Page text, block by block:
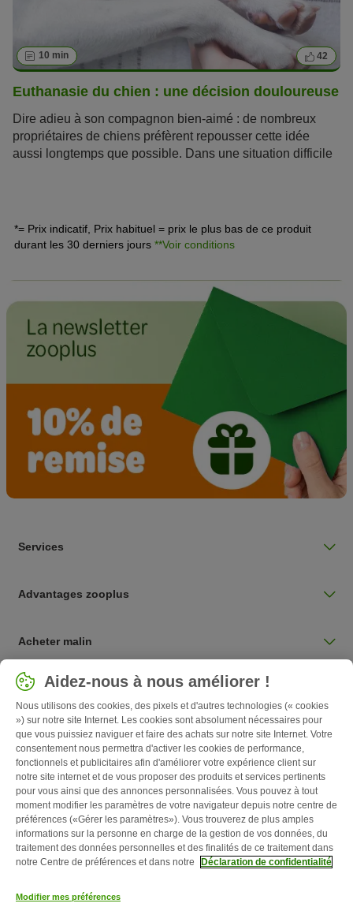
10 min 42
Euthanasie du chien : une décision douloureuse
Dire adieu à son compagnon bien-aimé : de nombreux
propriétaires de chiens préfèrent repousser cette idée
aussi longtemps que possible. Dans une situation difficile
différentes phases de la vie des chiens, vous pouvez
également parcourir notre rubriqueadopter un chien
*= Prix indicatif, Prix habituel = prix le plus bas de ce produit
durant les 30 derniers jours **Voir conditions
Services
Advantages zooplus
Acheter malin
Sélectionnez votre pays
Belgique / BE
Follow zooplus
Qui sommes-nous ? Emplois
Aidez-nous à nous améliorer !
Nous utilisons des cookies, des pixels et d'autres technologies (« cookies
») sur notre site Internet. Les cookies sont absolument nécessaires pour
que vous puissiez naviguer et faire des achats sur notre site Internet. Votre
consentement nous permettra d'activer les cookies de performance,
fonctionnels et publicitaires afin d'améliorer votre expérience client sur
notre site internet et de vous proposer des produits et services pertinents
pour vous ainsi que des annonces personnalisées. Vous pouvez à tout
moment modifier les paramètres de votre navigateur depuis notre centre de
préférences («Gérer les paramètres»). Vous trouverez de plus amples
informations sur la personne en charge de la gestion de vos données, du
traitement des données personnelles et des finalités de ce traitement dans
notre Centre de préférences et dans notre
Déclaration de confidentialité
Modifier mes préférences